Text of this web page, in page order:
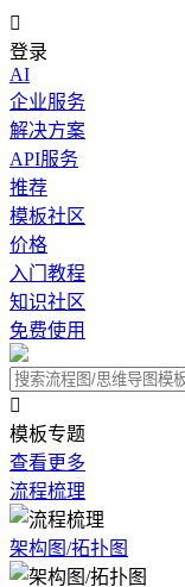

登录
AI
企业服务
解决方案
API服务
推荐
模板社区
价格
入门教程
知识社区
免费使用

模板专题
查看更多
流程梳理
架构图/拓扑图